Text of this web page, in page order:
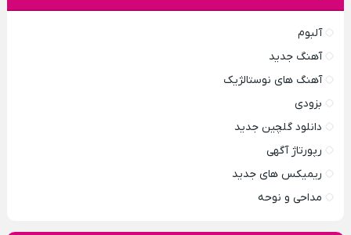
آلبوم
آهنگ جدید
آهنگ های نوستالژیک
بزودی
دانلود گلچین جدید
رپورتاژ آگهی
ریمیکس های جدید
مداحی و نوحه